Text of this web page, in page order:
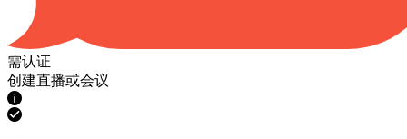
需认证
创建直播或会议